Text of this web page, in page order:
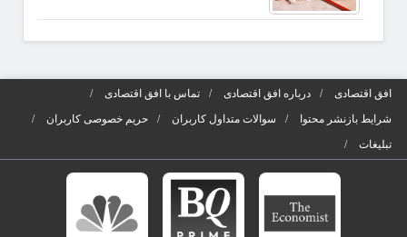
افق اقتصادی درباره افق اقتصادی
تماس با افق اقتصادی
شرایط بازنشر محتوا
سوالات متداول کاربران
حریم خصوصی کاربران
تبلیغات